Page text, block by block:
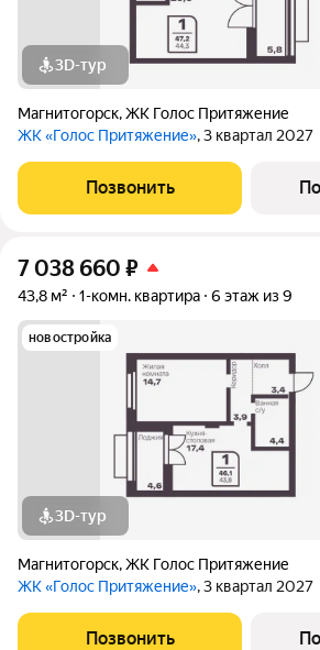
3D-тур
Магнитогорск,ЖК Голос Притяжение
ЖК «Голос Притяжение», 3 квартал 2027
Позвонить
7 038 660 ₽
43,8 м² 1-комн. квартира 6 этаж из 9
новостройка
3D-тур
Магнитогорск,ЖК Голос Притяжение
ЖК «Голос Притяжение», 3 квартал 2027
Позвонить